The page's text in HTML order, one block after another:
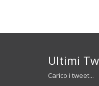
Ultimi
Carico i tweet...